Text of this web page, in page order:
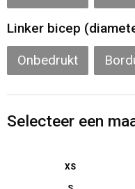
Linker bicep
Onbedrukt
Selecteer een
XS